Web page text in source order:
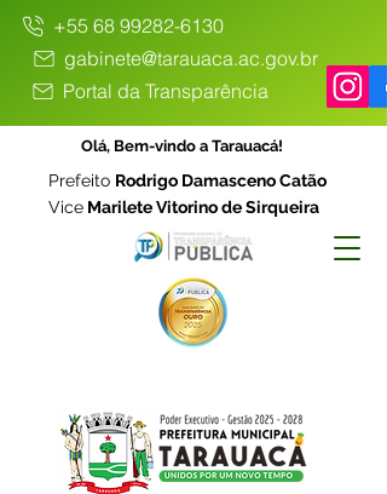
+55 68 99282-6130
gabinete@tarauaca.ac.gov.br
Portal da Transparência
Olá, Bem-vindo a Tarauacá!
Prefeito Rodrigo Damasceno Catão
Vice Marilete Vitorino de Sirqueira